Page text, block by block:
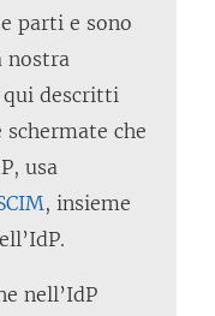
parti e sono
nostra
qui descritti
che
usa
, insieme
nell’IdP